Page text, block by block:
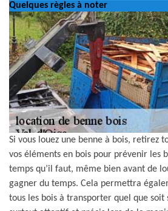
Quelques règles à noter
Si vous louez une benne à bois, retirez
vos éléments en bois pour prévenir les
temps qu’il faut, même bien avant de
gagner du temps. Cela permettra
tous les bois à transporter quel que soit